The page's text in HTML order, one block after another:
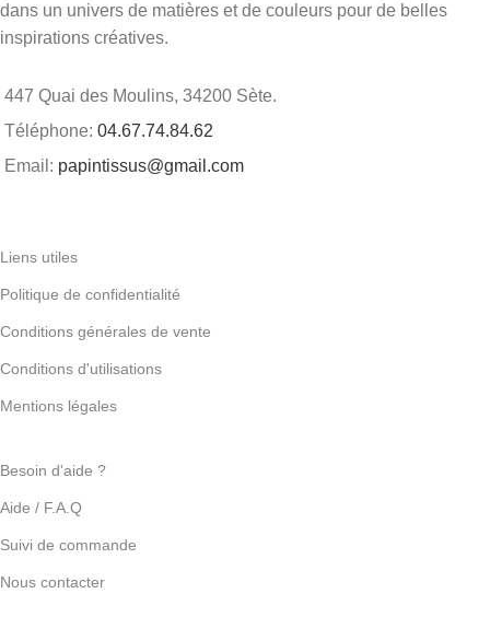
dans un univers de matières et de couleurs pour de belles
inspirations créatives.
447 Quai des Moulins, 34200 Sète.
Téléphone: 04.67.74.84.62
Email: papintissus@gmail.com
Liens utiles
Politique de confidentialité
Conditions générales de vente
Conditions d'utilisations
Mentions légales
Besoin d'aide ?
Aide / F.A.Q
Suivi de commande
Nous contacter